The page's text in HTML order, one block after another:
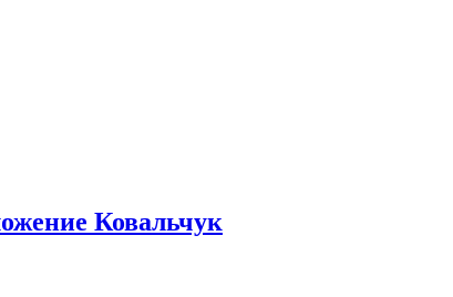
Ковальчук